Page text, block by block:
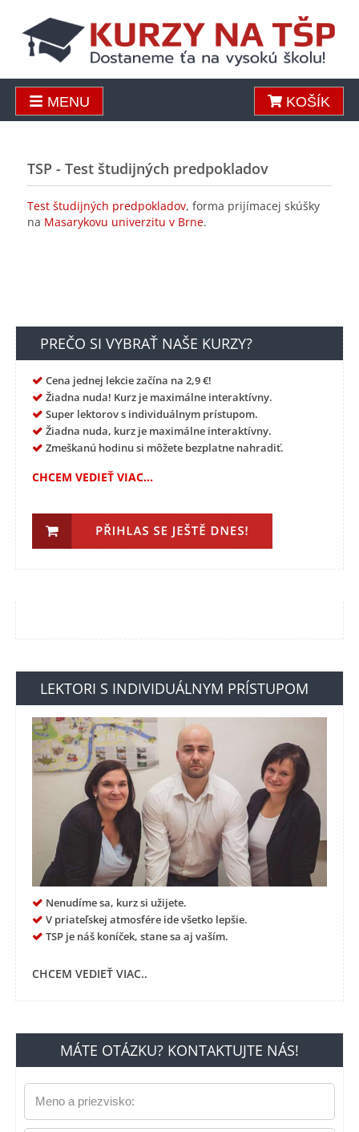
MENU KOŠÍK
TSP - Test študijných predpokladov
Test študijných predpokladov, forma prijímacej skúšky
na Masarykovu univerzitu v Brne.
PREČO SI VYBRAŤ NAŠE KURZY?
Cena jednej lekcie začína na 2,9 €!
Žiadna nuda! Kurz je maximálne interaktívny.
Super lektorov s individuálnym prístupom.
Žiadna nuda, kurz je maximálne interaktívny.
Zmeškanú hodinu si môžete bezplatne nahradiť.
CHCEM VEDIEŤ VIAC...
LEKTORI S INDIVIDUÁLNYM PRÍSTUPOM
Nenudíme sa, kurz si užijete.
V priateľskej atmosfére ide všetko lepšie.
TSP je náš koníček, stane sa aj vaším.
CHCEM VEDIEŤ VIAC..
MÁTE OTÁZKU? KONTAKTUJTE NÁS!
Meno a priezvisko: